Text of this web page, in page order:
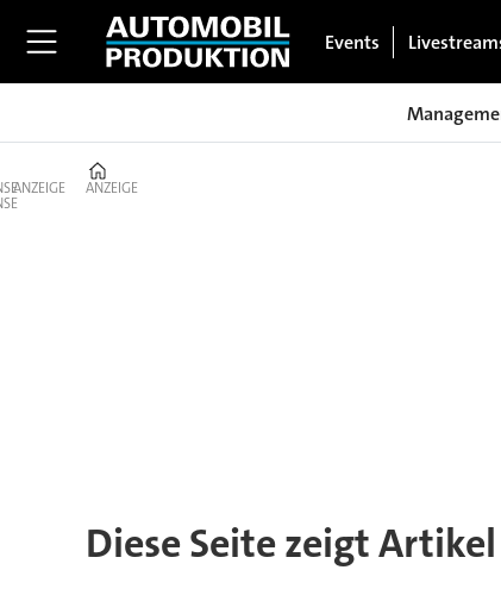
Events
ANZEIGE ANZEIGE
Diese Seite zeigt